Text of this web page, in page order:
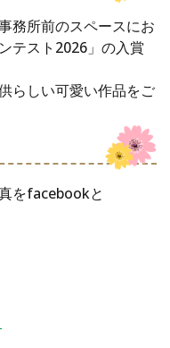
務所前のスペースにお
テスト2026」の入賞
らしい可愛い作品をご
をfacebookと